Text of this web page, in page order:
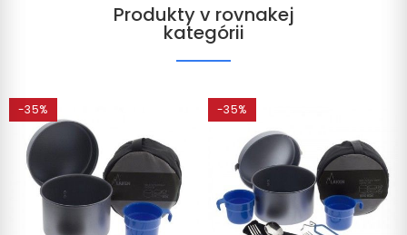
Produkty v rovnakej
kategórii
-35% -35%